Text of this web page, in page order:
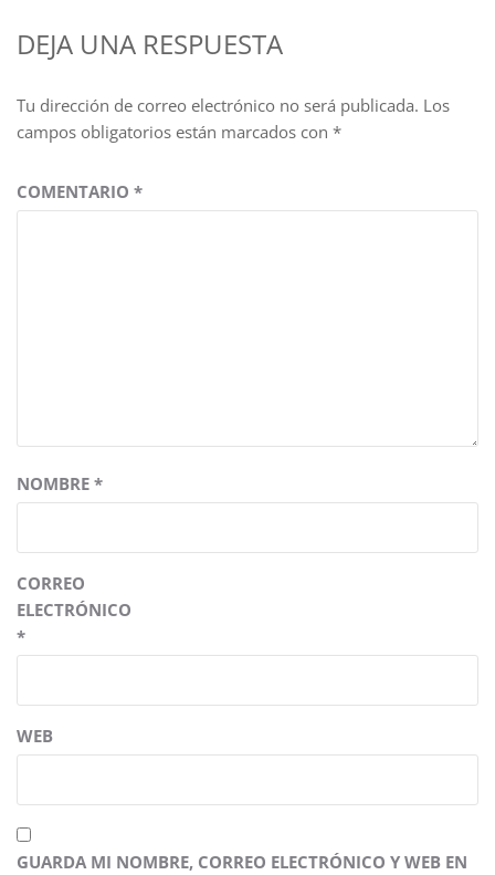
DEJA UNA RESPUESTA
Tu dirección de correo electrónico no será publicada. Los
campos obligatorios están marcados con *
COMENTARIO *
NOMBRE *
CORREO
ELECTRÓNICO
*
WEB
GUARDA MI NOMBRE, CORREO ELECTRÓNICO Y WEB EN